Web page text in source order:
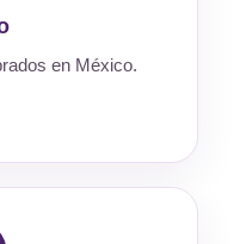
en México.